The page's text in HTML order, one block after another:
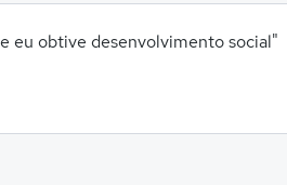
eu obtive desenvolvimento social"